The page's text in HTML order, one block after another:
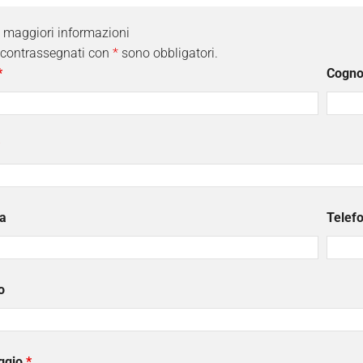
maggiori informazioni
con * sono obbligatori.